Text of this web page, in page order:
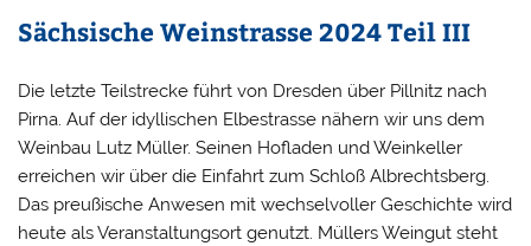
Sächsische Weinstrasse 2024 Teil III
Die letzte Teilstrecke führt von Dresden über Pillnitz nach
Pirna. Auf der idyllischen Elbestrasse nähern wir uns dem
Weinbau Lutz Müller. Seinen Hofladen und Weinkeller
erreichen wir über die Einfahrt zum Schloß Albrechtsberg.
Das preußische Anwesen mit wechselvoller Geschichte wird
heute als Veranstaltungsort genutzt. Müllers Weingut steht